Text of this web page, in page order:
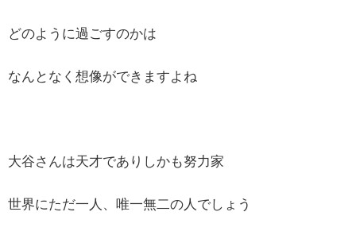
どのように過ごすのかは
なんとなく想像ができますよね
大谷さんは天才でありしかも努力家
世界にただ一人、唯一無二の人でしょう